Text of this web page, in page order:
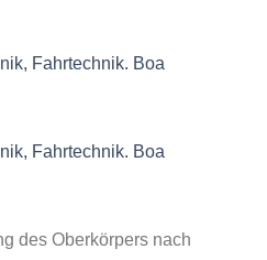
des Oberkörpers nach